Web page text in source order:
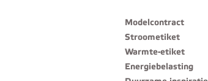
Modelcontract
Stroometiket
Warmte-etiket
Energiebelasting